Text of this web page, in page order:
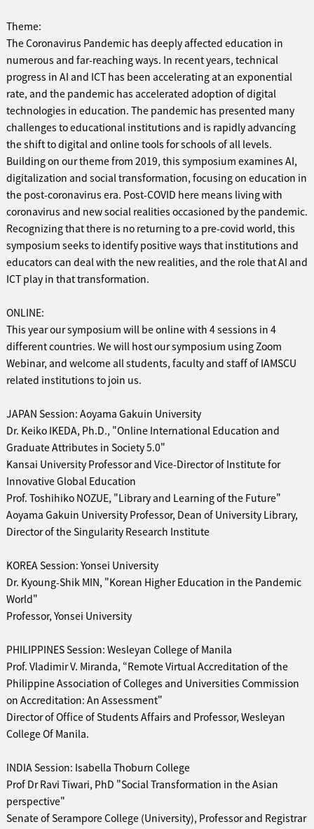
Theme:
The Coronavirus Pandemic has deeply affected education in
numerous and far-reaching ways. In recent years, technical
progress in AI and ICT has been accelerating at an exponential
rate, and the pandemic has accelerated adoption of digital
technologies in education. The pandemic has presented many
challenges to educational institutions and is rapidly advancing
the shift to digital and online tools for schools of all levels.
Building on our theme from 2019, this symposium examines AI,
digitalization and social transformation, focusing on education in
the post-coronavirus era. Post-COVID here means living with
coronavirus and new social realities occasioned by the pandemic.
Recognizing that there is no returning to a pre-covid world, this
symposium seeks to identify positive ways that institutions and
educators can deal with the new realities, and the role that AI and
ICT play in that transformation.
ONLINE:
This year our symposium will be online with 4 sessions in 4
different countries. We will host our symposium using Zoom
Webinar, and welcome all students, faculty and staff of IAMSCU
related institutions to join us.
JAPAN Session: Aoyama Gakuin University
Dr. Keiko IKEDA, Ph.D., "Online International Education and
Graduate Attributes in Society 5.0"
Kansai University Professor and Vice-Director of Institute for
Innovative Global Education
Prof. Toshihiko NOZUE, "Library and Learning of the Future"
Aoyama Gakuin University Professor, Dean of University Library,
Director of the Singularity Research Institute
KOREA Session: Yonsei University
Dr. Kyoung-Shik MIN, "Korean Higher Education in the Pandemic
World"
Professor, Yonsei University
PHILIPPINES Session: Wesleyan College of Manila
Prof. Vladimir V. Miranda, “Remote Virtual Accreditation of the
Philippine Association of Colleges and Universities Commission
on Accreditation: An Assessment"
Director of Office of Students Affairs and Professor, Wesleyan
College Of Manila.
INDIA Session: Isabella Thoburn College
Prof Dr Ravi Tiwari, PhD "Social Transformation in the Asian
perspective"
Senate of Serampore College (University), Professor and Registrar